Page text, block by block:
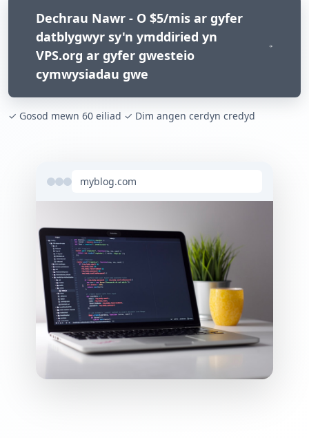
Dechrau Nawr - O $5/mis ar gyfer
datblygwyr sy'n ymddiried yn
VPS.org ar gyfer gwesteio
cymwysiadau gwe
✓ Gosod mewn 60 eiliad ✓ Dim angen cerdyn credyd
myblog.com